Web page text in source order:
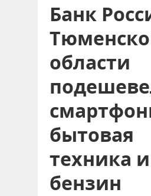
Банк
области
бытовая
техника и
бензин